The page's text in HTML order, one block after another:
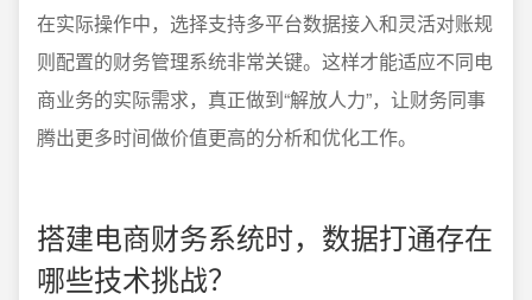
在实际操作中，选择支持多平台数据接入和灵活对账规
则配置的财务管理系统非常关键。这样才能适应不同电
商业务的实际需求，真正做到“解放人力”，让财务同事
腾出更多时间做价值更高的分析和优化工作。
搭建电商财务系统时，数据打通存在
哪些技术挑战？